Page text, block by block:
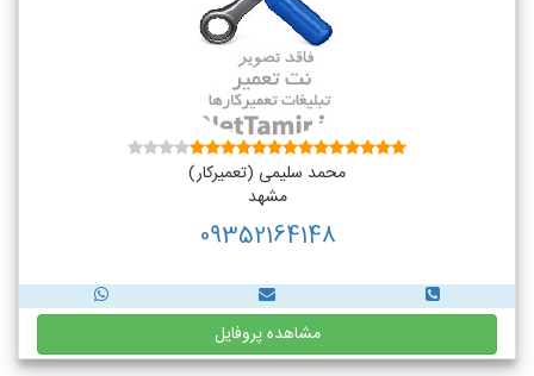
محمد سلیمی (تعمیرکار)
مشهد
09352164148
مشاهده پروفایل